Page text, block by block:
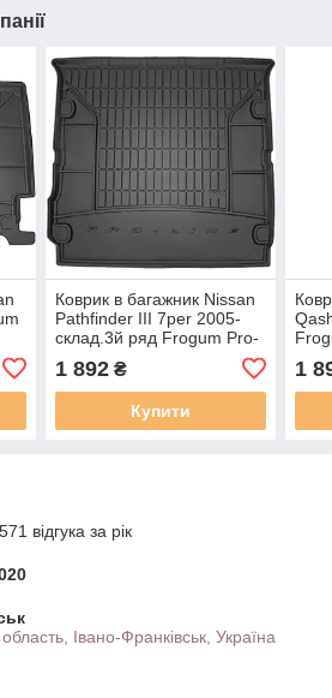
Коврик в багажник Nissan
Pathfinder III 7per 2005-
склад.3й ряд Frogum Pro-
1 892₴
Купити
1
відгука за рік
Івано-Франківськ, Україна